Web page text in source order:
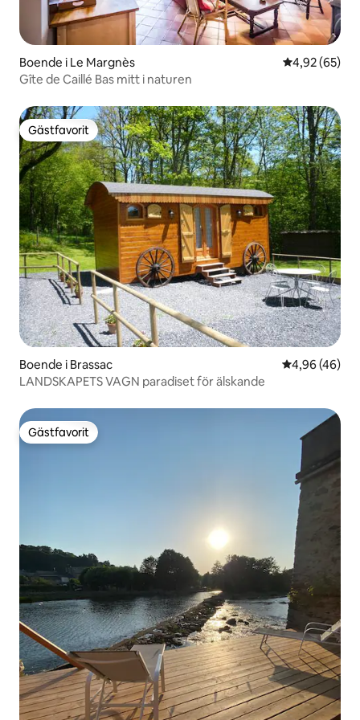
Boende i Le Margnès 4,92 av 5 i
4,92 (65)
Gîte de Caillé Bas mitt i naturen
Gästfavorit
Gästfavorit
Boende i Brassac 4,96 av 5 i
4,96 (46)
LANDSKAPETS VAGN paradiset för älskande
Gästfavorit
Gästfavorit